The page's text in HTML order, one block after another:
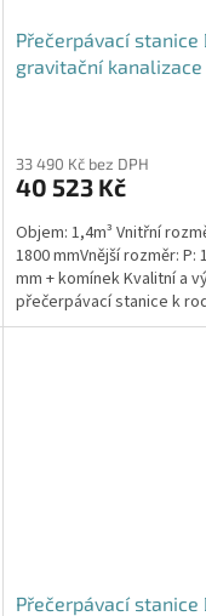
Přečerpávací stanice
gravitační
33 490 Kč bez DPH
40 523 Kč
Objem: 1,4m³ Vnitřní
1800 mmVnější rozměr: P:
mm + komínek Kvalitní a
přečerpávací stanice k
provozovnám,...
Přečerpávací stanice